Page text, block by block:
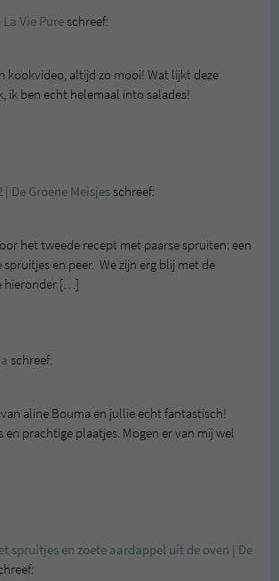
Vie Pureschreef:
kookvideo, altijd zo mooi! Wat lijkt deze
ik ben echt helemaal into salades!
| De Groene Meisjesschreef:
het tweede recept met paarse spruiten: een
en peer. We zijn erg blij met de
hieronder […]
schreef:
van aline Bouma en jullie echt fantastisch!
en prachtige plaatjes. Mogen er van mij wel
spruitjes en zoete aardappel uit de oven | De